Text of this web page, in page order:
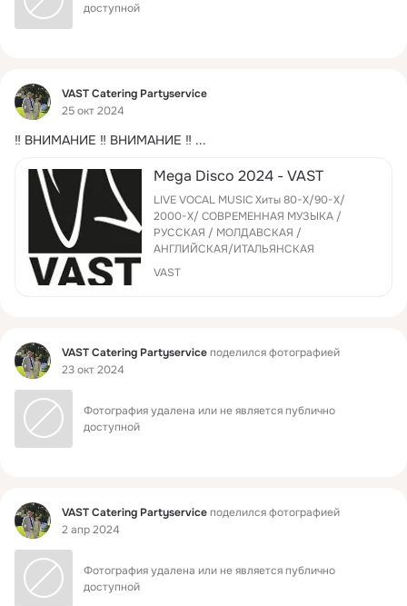
доступной
Фид
VAST Catering Partyservice
25 окт 2024
‼️ ВНИМАНИЕ ‼️ ВНИМАНИЕ ‼️ ...
Mega Disco 2024 - VAST
LIVE VOCAL MUSIC Xиты 80-X/90-X/
2000-X/ COBPEMEHHАЯ МУЗЫКА /
РУССКАЯ / МОЛДАВСКАЯ /
АНГЛИЙСКАЯ/ИТАЛЬЯНСКАЯ
VAST
Фид VAST Catering Partyserviceподелился фотографией
23 окт 2024
Фотография удалена или не является публично
доступной
Фид VAST Catering Partyserviceподелился фотографией
2 апр 2024
Фотография удалена или не является публично
доступной